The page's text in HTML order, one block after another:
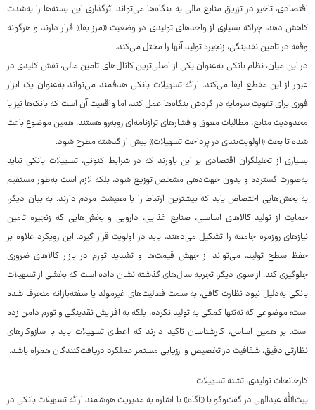
اقتصادی، تاخیر در تزریق منابع مالی به بنگاه‌ها می‌تواند اثرگذاری این بسته‌ها را به‌شدت
کاهش دهد، چراکه بسیاری از واحدهای تولیدی در وضعیت «مرز بقا» قرار دارند و هرگونه
وقفه در تامین نقدینگی، زنجیره تولید آنها را مختل می‌کند.
در این میان، نظام بانکی به‌عنوان یکی از اصلی‌ترین کانال‌های تامین مالی، نقش کلیدی در
عبور از این مقطع ایفا می‌کند. ارائه تسهیلات بانکی هدفمند می‌تواند به‌عنوان یک ابزار
فوری برای تقویت سرمایه در گردش بنگاه‌ها عمل کند، اما واقعیت آن است که بانک‌ها نیز با
محدودیت منابع، مطالبات معوق و فشارهای ترازنامه‌ای روبه‌رو هستند. همین موضوع باعث
شده تا بحث «اولویت‌بندی در پرداخت تسهیلات» بیش از گذشته مطرح شود.
بسیاری از تحلیلگران اقتصادی بر این باورند که در شرایط کنونی، تسهیلات بانکی نباید
به‌صورت گسترده و بدون جهت‌دهی مشخص توزیع شود، بلکه لازم است به‌طور مستقیم
به بخش‌هایی اختصاص یابد که بیشترین ارتباط را با معیشت مردم دارند. به بیان دیگر،
حمایت از تولید کالاهای اساسی، صنایع غذایی، دارویی و بخش‌هایی که زنجیره تامین
نیازهای روزمره جامعه را تشکیل می‌دهند، باید در اولویت قرار گیرد. این رویکرد علاوه بر
حفظ سطح تولید، می‌تواند از جهش قیمت‌ها و تشدید تورم در بازار کالاهای ضروری
جلوگیری کند. از سوی دیگر، تجربه سال‌های گذشته نشان داده است که بخشی از تسهیلات
بانکی به‌دلیل نبود نظارت کافی، به سمت فعالیت‌های غیرمولد یا سفته‌بازانه منحرف شده
است؛ موضوعی که نه‌تنها کمکی به تولید نکرده، بلکه به افزایش نقدینگی و تورم دامن زده
است. بر همین اساس، کارشناسان تاکید دارند که اعطای تسهیلات باید با سازوکارهای
نظارتی دقیق، شفافیت در تخصیص و ارزیابی مستمر عملکرد دریافت‌کنندگان همراه باشد.
کارخانجات تولیدی، تشنه تسهیلات
بیت‌الله عبدالهی در گفت‌وگو با «آگاه» با اشاره به مدیریت هوشمند ارائه تسهیلات بانکی در